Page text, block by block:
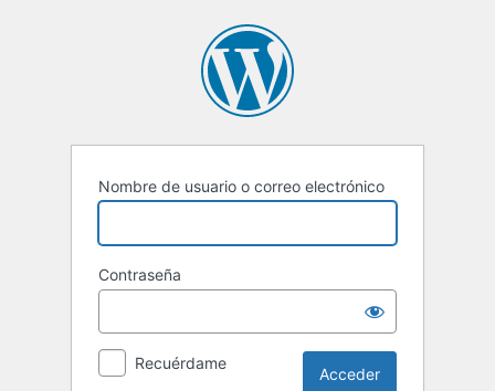
Nombre de usuario o correo electrónico
Contraseña
Recuérdame